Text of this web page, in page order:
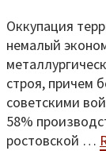
Оккупация
немалый
строя, причем
советскими
58%
ростовской …